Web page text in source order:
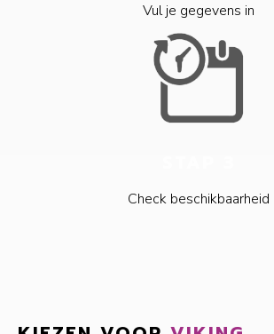
Vul je gegevens in
Check beschikbaarheid